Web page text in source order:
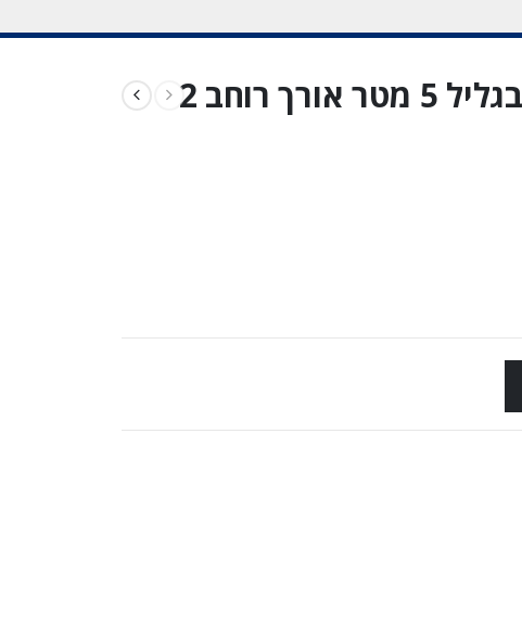
שטיח לבד אדום מגיע בגליל 5 מטר אורך רוחב 2